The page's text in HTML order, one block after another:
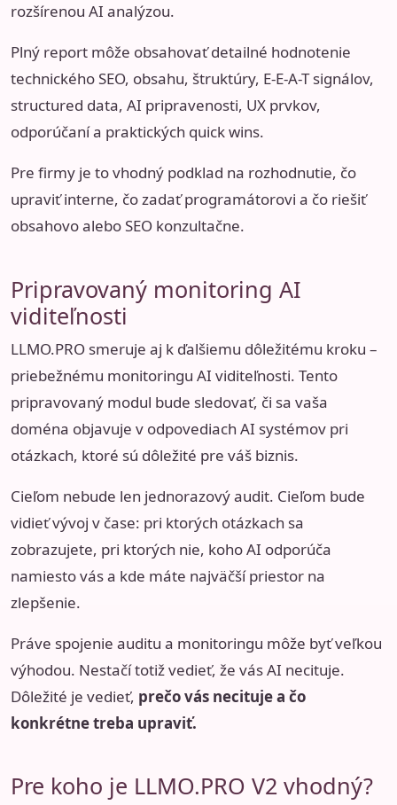
rozšírenou AI analýzou.
Plný report môže obsahovať detailné hodnotenie
technického SEO, obsahu, štruktúry, E-E-A-T signálov,
structured data, AI pripravenosti, UX prvkov,
odporúčaní a praktických quick wins.
Pre firmy je to vhodný podklad na rozhodnutie, čo
upraviť interne, čo zadať programátorovi a čo riešiť
obsahovo alebo SEO konzultačne.
Pripravovaný monitoring AI
viditeľnosti
LLMO.PRO smeruje aj k ďalšiemu dôležitému kroku –
priebežnému monitoringu AI viditeľnosti. Tento
pripravovaný modul bude sledovať, či sa vaša
doména objavuje v odpovediach AI systémov pri
otázkach, ktoré sú dôležité pre váš biznis.
Cieľom nebude len jednorazový audit. Cieľom bude
vidieť vývoj v čase: pri ktorých otázkach sa
zobrazujete, pri ktorých nie, koho AI odporúča
namiesto vás a kde máte najväčší priestor na
zlepšenie.
Práve spojenie auditu a monitoringu môže byť veľkou
výhodou. Nestačí totiž vedieť, že vás AI necituje.
Dôležité je vedieť, prečo vás necituje a čo
konkrétne treba upraviť.
Pre koho je LLMO.PRO V2 vhodný?